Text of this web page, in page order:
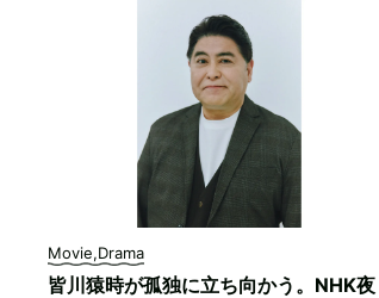
Movie,Drama
皆川猿時が孤独に立ち向かう。NHK夜